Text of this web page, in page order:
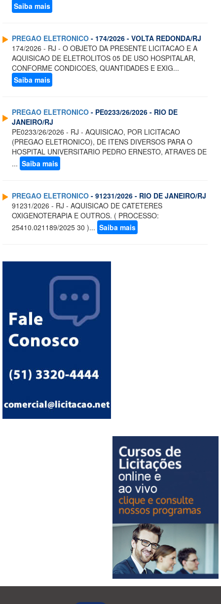
Saiba mais
PREGAO ELETRONICO - 174/2026 - VOLTA REDONDA/RJ
174/2026 - RJ - O OBJETO DA PRESENTE LICITACAO E A
AQUISICAO DE ELETROLITOS 05 DE USO HOSPITALAR,
CONFORME CONDICOES, QUANTIDADES E EXIG...
Saiba mais
PREGAO ELETRONICO - PE0233/26/2026 - RIO DE
JANEIRO/RJ
PE0233/26/2026 - RJ - AQUISICAO, POR LICITACAO
(PREGAO ELETRONICO), DE ITENS DIVERSOS PARA O
HOSPITAL UNIVERSITARIO PEDRO ERNESTO, ATRAVES DE
... Saiba mais
PREGAO ELETRONICO - 91231/2026 - RIO DE JANEIRO/RJ
91231/2026 - RJ - AQUISICAO DE CATETERES
OXIGENOTERAPIA E OUTROS. ( PROCESSO:
25410.021189/2025 30 )... Saiba mais